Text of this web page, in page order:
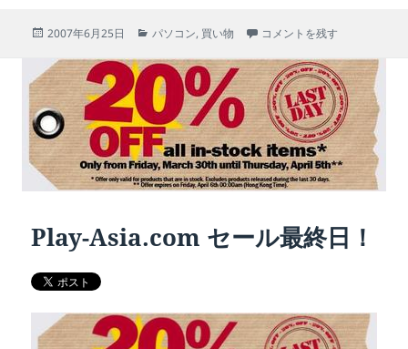
投
日:
2007年6月25日
カ
ゴ
リ
ー
パソコン, 買い物 Athlon64 X2 4400+になった
コメントを残す
Play-Asia.com セール最終日！